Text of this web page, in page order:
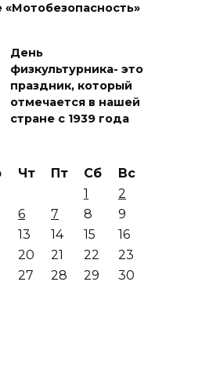
День
физкультурника- это
праздник, который
отмечается в нашей
стране с 1939 года
Чт Пт Сб
Вс
1
2
6 7 8
9
13 14 15
16
20 21 22
23
27 28 29
30